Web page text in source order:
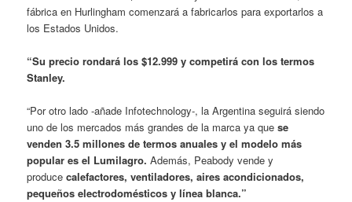
fábrica en Hurlingham comenzará a fabricarlos para exportarlos a
los Estados Unidos.
“Su precio rondará los $12.999 y competirá con los termos
Stanley.
“Por otro lado -añade Infotechnology-, la Argentina seguirá siendo
uno de los mercados más grandes de la marca ya que se
venden 3.5 millones de termos anuales y el modelo más
popular es el Lumilagro. Además, Peabody vende y
producecalefactores, ventiladores, aires acondicionados,
pequeños electrodomésticos y línea blanca.”